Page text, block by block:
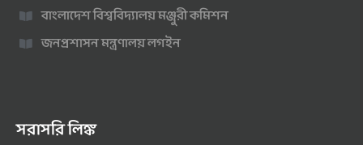
বাংলাদেশ বিশ্ববিদ্যালয় মঞ্জুরী কমিশন
জনপ্রশাসন মন্ত্রণালয় লগইন
সরাসরি লিঙ্ক